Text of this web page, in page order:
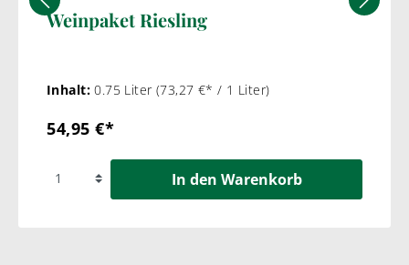
Weinpaket Riesling
Inhalt:0.75 Liter (73,27 €* / 1 Liter)
54,95 €*
In den Warenkorb